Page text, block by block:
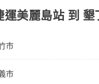
可能再多平台同時上架
、評論多的飯店，不然
事，台灣本土的AsiaYo
運美麗島站 到
市
市